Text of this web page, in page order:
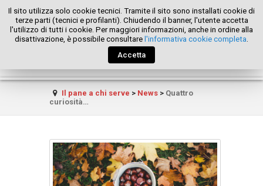
Il pane a chi serve > News > Quattro
curiosità…
Il sito utilizza solo cookie tecnici. Tramite il sito sono installati cookie di
terze parti (tecnici e profilanti). Chiudendo il banner, l'utente accetta
l'utilizzo di tutti i cookie. Per maggiori informazioni, anche in ordine alla
disattivazione, è possibile consultare l'informativa cookie completa
Accetta